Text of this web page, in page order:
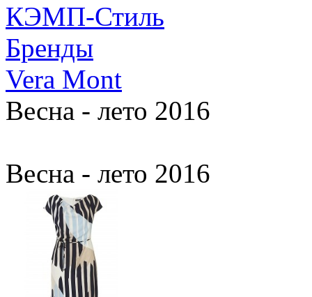
КЭМП-Стиль
Бренды
Vera Mont
Весна - лето 2016
Весна - лето 2016